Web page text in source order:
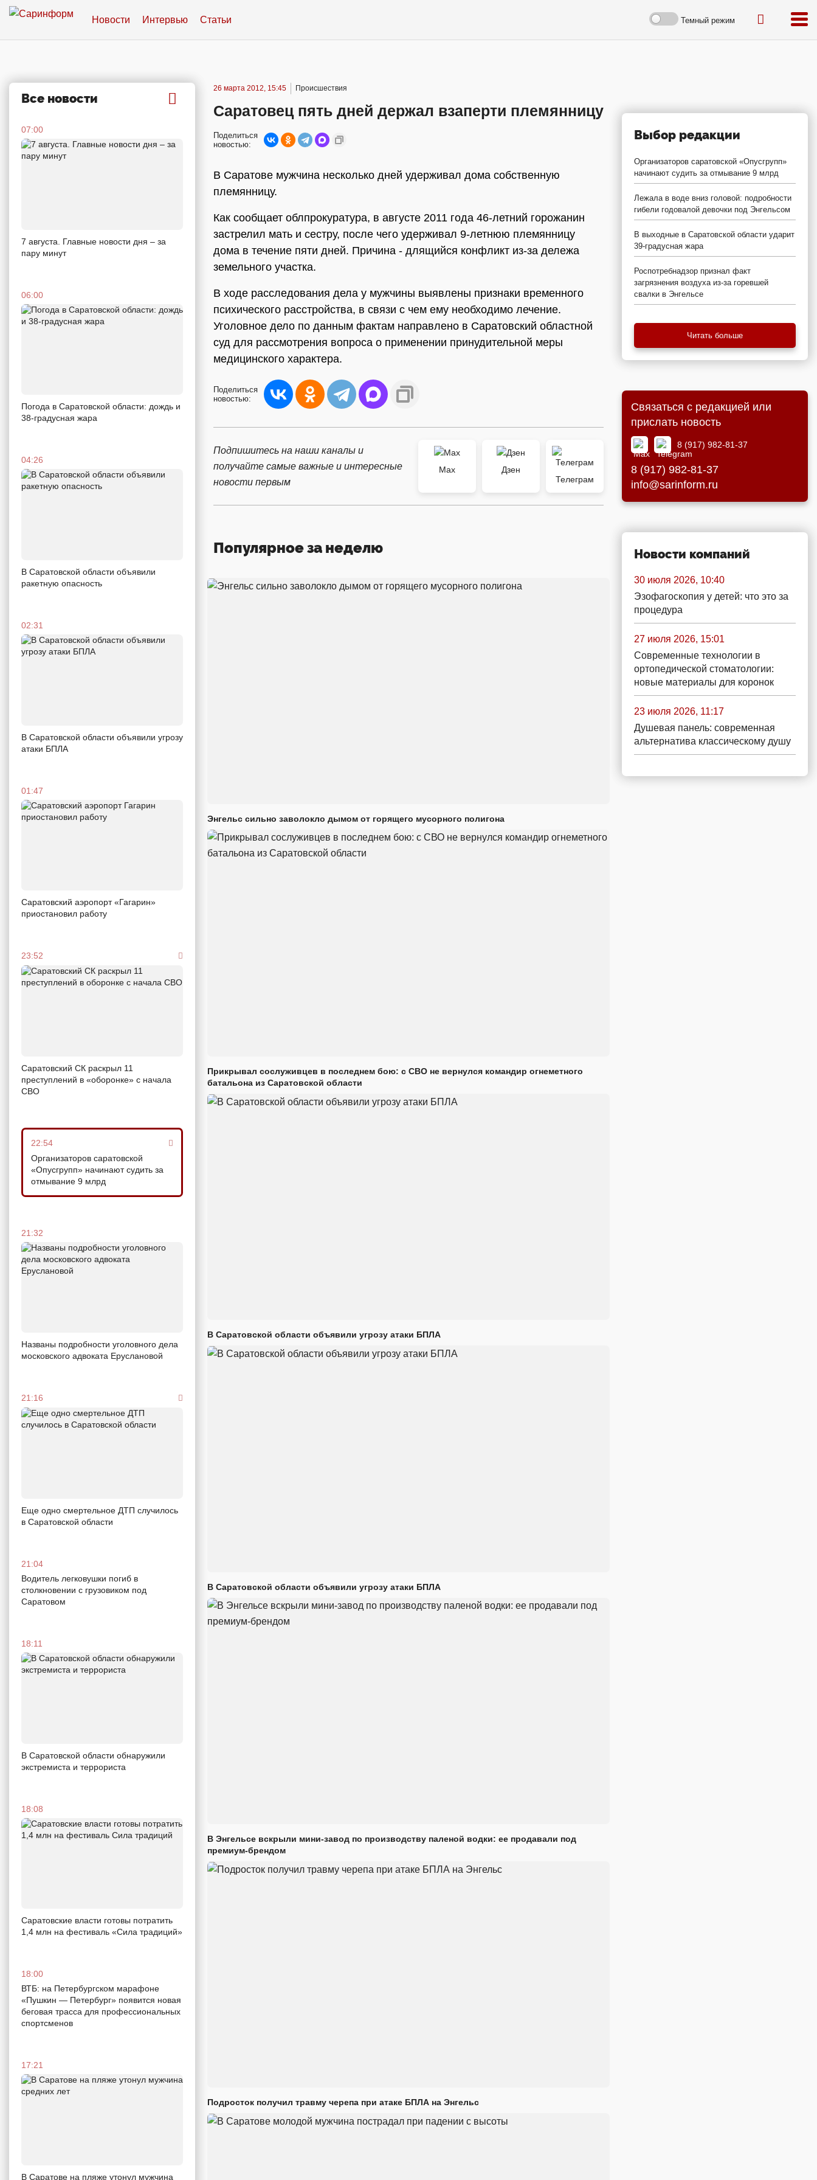
Новости Интервью Статьи Темный режим
Все новости
07:00
7 августа. Главные новости дня – за
пару минут
06:00
Погода в Саратовской области: дождь и
38-градусная жара
04:26
В Саратовской области объявили
ракетную опасность
02:31
В Саратовской области объявили угрозу
атаки БПЛА
01:47
Саратовский аэропорт «Гагарин»
приостановил работу
23:52
Саратовский СК раскрыл 11
преступлений в «оборонке» с начала
СВО
22:54
Организаторов саратовской
«Опусгрупп» начинают судить за
отмывание 9 млрд
21:32
Названы подробности уголовного дела
московского адвоката Еруслановой
21:16
Еще одно смертельное ДТП случилось
в Саратовской области
21:04
Водитель легковушки погиб в
столкновении с грузовиком под
Саратовом
18:11
В Саратовской области обнаружили
экстремиста и террориста
18:08
Саратовские власти готовы потратить
1,4 млн на фестиваль «Сила традиций»
18:00
ВТБ: на Петербургском марафоне
«Пушкин — Петербург» появится новая
беговая трасса для профессиональных
спортсменов
17:21
В Саратове на пляже утонул мужчина
26 марта 2012, 15:45 Происшествия
Саратовец пять дней держал взаперти племянницу
Поделиться
новостью:
В Саратове мужчина несколько дней удерживал дома собственную
племянницу.
Как сообщает облпрокуратура, в августе 2011 года 46-летний горожанин
застрелил мать и сестру, после чего удерживал 9-летнюю племянницу
дома в течение пяти дней. Причина - длящийся конфликт из-за дележа
земельного участка.
В ходе расследования дела у мужчины выявлены признаки временного
психического расстройства, в связи с чем ему необходимо лечение.
Уголовное дело по данным фактам направлено в Саратовский областной
суд для рассмотрения вопроса о применении принудительной меры
медицинского характера.
Поделиться
новостью:
Подпишитесь на наши каналы и
получайте самые важные и интересные
новости первым
Max
Дзен
Телеграм
Популярное за неделю
Энгельс сильно заволокло дымом от горящего мусорного полигона
Прикрывал сослуживцев в последнем бою: с СВО не вернулся командир огнеметного
батальона из Саратовской области
В Саратовской области объявили угрозу атаки БПЛА
В Саратовской области объявили угрозу атаки БПЛА
В Энгельсе вскрыли мини-завод по производству паленой водки: ее продавали под
премиум-брендом
Подросток получил травму черепа при атаке БПЛА на Энгельс
Выбор редакции
Организаторов саратовской «Опусгрупп»
начинают судить за отмывание 9 млрд
Лежала в воде вниз головой: подробности
гибели годовалой девочки под Энгельсом
В выходные в Саратовской области ударит
39-градусная жара
Роспотребнадзор признал факт
загрязнения воздуха из-за горевшей
свалки в Энгельсе
Читать больше
Связаться с редакцией или
прислать новость
8 (917) 982-81-37
8 (917) 982-81-37
info@sarinform.ru
Новости компаний
30 июля 2026, 10:40
Эзофагоскопия у детей: что это за
процедура
27 июля 2026, 15:01
Современные технологии в
ортопедической стоматологии:
новые материалы для коронок
23 июля 2026, 11:17
Душевая панель: современная
альтернатива классическому душу